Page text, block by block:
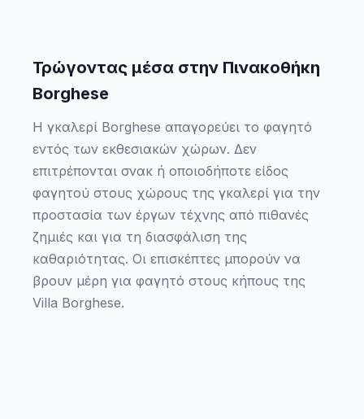
Τρώγοντας μέσα στην Πινακοθήκη
Borghese
Η γκαλερί Borghese απαγορεύει το φαγητό
εντός των εκθεσιακών χώρων. Δεν
επιτρέπονται σνακ ή οποιοδήποτε είδος
φαγητού στους χώρους της γκαλερί για την
προστασία των έργων τέχνης από πιθανές
ζημιές και για τη διασφάλιση της
καθαριότητας. Οι επισκέπτες μπορούν να
βρουν μέρη για φαγητό στους κήπους της
Villa Borghese.